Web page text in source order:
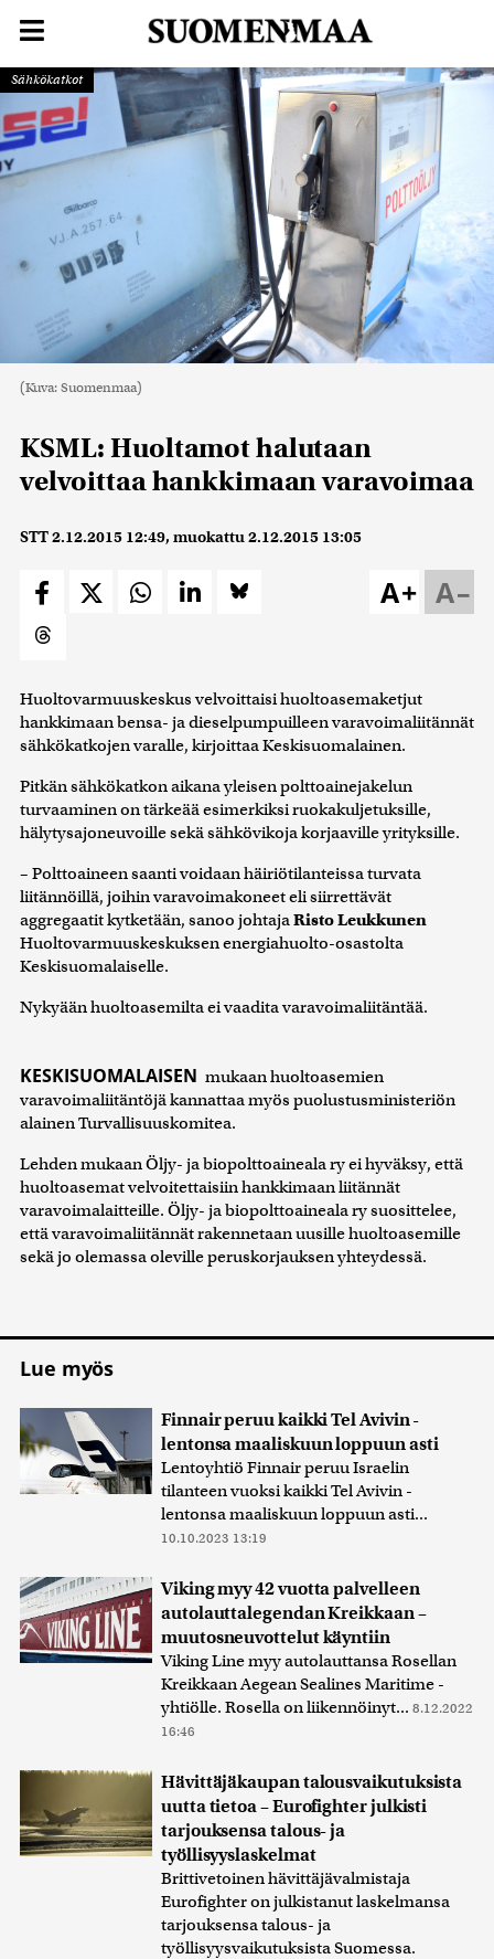
Sähkökatkot
(Kuva: Suomenmaa)
KSML: Huoltamot halutaan
velvoittaa hankkimaan varavoimaa
STT2.12.2015 12:49, muokattu2.12.2015 13:05
A–
A+
Huoltovarmuuskeskus velvoittaisi huoltoasemaketjut
hankkimaan bensa- ja dieselpumpuilleen varavoimaliitännät
sähkökatkojen varalle, kirjoittaa Keskisuomalainen.
Pitkän sähkökatkon aikana yleisen polttoainejakelun
turvaaminen on tärkeää esimerkiksi ruokakuljetuksille,
hälytysajoneuvoille sekä sähkövikoja korjaaville yrityksille.
– Polttoaineen saanti voidaan häiriötilanteissa turvata
liitännöillä, joihin varavoimakoneet eli siirrettävät
aggregaatit kytketään, sanoo johtajaRisto Leukkunen
Huoltovarmuuskeskuksen energiahuolto-osastolta
Keskisuomalaiselle.
Nykyään huoltoasemilta ei vaadita varavoimaliitäntää.
KESKISUOMALAISEN mukaan huoltoasemien
varavoimaliitäntöjä kannattaa myös puolustusministeriön
alainen Turvallisuuskomitea.
Lehden mukaan Öljy- ja biopolttoaineala ry ei hyväksy, että
huoltoasemat velvoitettaisiin hankkimaan liitännät
varavoimalaitteille. Öljy- ja biopolttoaineala ry suosittelee,
että varavoimaliitännät rakennetaan uusille huoltoasemille
sekä jo olemassa oleville peruskorjauksen yhteydessä.
Lue myös
Finnair peruu kaikki Tel Avivin -
lentonsa maaliskuun loppuun asti
Lentoyhtiö Finnair peruu Israelin
tilanteen vuoksi kaikki Tel Avivin -
lentonsa maaliskuun loppuun asti...
10.10.2023 13:19
Viking myy 42 vuotta palvelleen
autolauttalegendan Kreikkaan –
muutosneuvottelut käyntiin
Viking Line myy autolauttansa Rosellan
Kreikkaan Aegean Sealines Maritime -
yhtiölle. Rosella on liikennöinyt... 8.12.2022
16:46
Hävittäjäkaupan talousvaikutuksista
uutta tietoa – Eurofighter julkisti
tarjouksensa talous- ja
työllisyyslaskelmat
Brittivetoinen hävittäjävalmistaja
Eurofighter on julkistanut laskelmansa
tarjouksensa talous- ja
työllisyysvaikutuksista Suomessa.